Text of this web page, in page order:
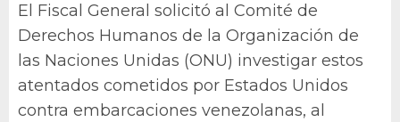
El Fiscal General solicitó al Comité de
Derechos Humanos de la Organización de
las Naciones Unidas (ONU) investigar estos
atentados cometidos por Estados Unidos
contra embarcaciones venezolanas, al